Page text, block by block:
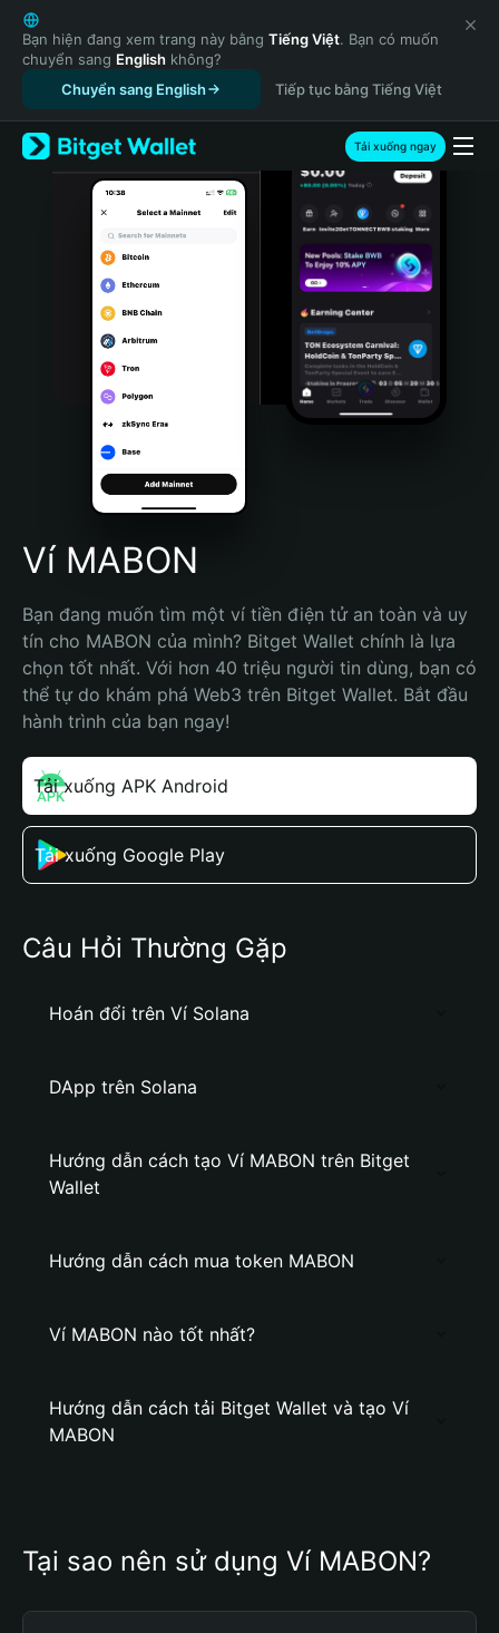
English
日本語
Tiếng Việt
Русский
Español (Latinoamérica)
Türkçe
Italiano
Português (Portugal)
Bahasa Indonesia
Português (Brasil)
Español (Argentina)
Bạn hiện đang xem trang này bằng Tiếng Việt. Bạn có muốn
chuyển sang English không?
Chuyển sang English
Tiếp tục bằng Tiếng Việt
Tải xuống ngay
Ví MABON
Bạn đang muốn tìm một ví tiền điện tử an toàn và uy
tín cho MABON của mình? Bitget Wallet chính là lựa
chọn tốt nhất. Với hơn 40 triệu người tin dùng, bạn có
thể tự do khám phá Web3 trên Bitget Wallet. Bắt đầu
hành trình của bạn ngay!
Tải xuống APK Android
Tải xuống Google Play
Câu Hỏi Thường Gặp
Hoán đổi trên Ví Solana
DApp trên Solana
Hướng dẫn cách tạo Ví MABON trên Bitget
Wallet
Hướng dẫn cách mua token MABON
Ví MABON nào tốt nhất?
Hướng dẫn cách tải Bitget Wallet và tạo Ví
MABON
Tại sao nên sử dụng Ví MABON?